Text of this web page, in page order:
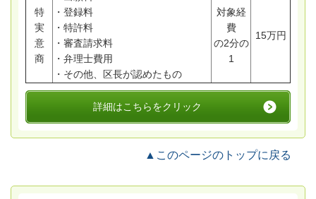
特
実
意
商
・登録料
・特許料
・審査請求料
・弁理士費用
・その他、区長が認めたもの
対象経
費
の2分の
1
15万円
詳細はこちらをクリック
▲このページのトップに戻る